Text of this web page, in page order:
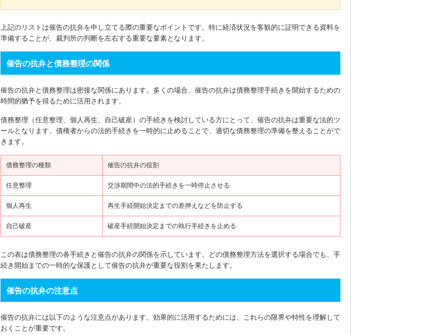
上記のリストは催告の抗弁を申し立てる際の重要なポイントです。特に経済状況を客観的に証明できる資料を
準備することが、裁判所の判断を左右する重要な要素となります。
催告の抗弁と債務整理の関係
催告の抗弁と債務整理は密接な関係にあります。多くの場合、催告の抗弁は債務整理手続きを開始するための
時間的猶予を得るために活用されます。
債務整理（任意整理、個人再生、自己破産）の手続きを検討している方にとって、催告の抗弁は重要な法的ツ
ールとなります。債権者からの法的手続きを一時的に止めることで、適切な債務整理の準備を整えることがで
きます。
債務整理の種類 催告の抗弁の役割
任意整理 交渉期間中の法的手続きを一時停止させる
個人再生 再生手続開始決定までの差押えなどを防止する
自己破産 破産手続開始決定までの執行手続きを止める
この表は債務整理の各手続きと催告の抗弁の関係を示しています。どの債務整理方法を選択する場合でも、手
続き開始までの一時的な保護として催告の抗弁が重要な役割を果たします。
催告の抗弁の注意点
催告の抗弁には以下のような注意点があります。効果的に活用するためには、これらの限界や特性を理解して
おくことが重要です。